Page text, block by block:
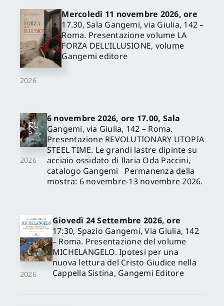
2026
Mercoledì 11 novembre 2026, ore
17.30, Sala Gangemi, via Giulia, 142 –
Roma. Presentazione volume LA
FORZA DELL’ILLUSIONE, volume
Gangemi editore
2026
6 novembre 2026, ore 17.00, Sala
Gangemi, via Giulia, 142 – Roma.
Presentazione REVOLUTIONARY UTOPIA
STEEL TIME. Le grandi lastre dipinte su
acciaio ossidato di Ilaria Oda Paccini,
catalogo Gangemi Permanenza della
mostra: 6 novembre-13 novembre 2026.
2026
Giovedì 24 Settembre 2026, ore
17:30, Spazio Gangemi, Via Giulia, 142
– Roma. Presentazione del volume
MICHELANGELO. Ipotesi per una
nuova lettura del Cristo Giudice nella
Cappella Sistina, Gangemi Editore